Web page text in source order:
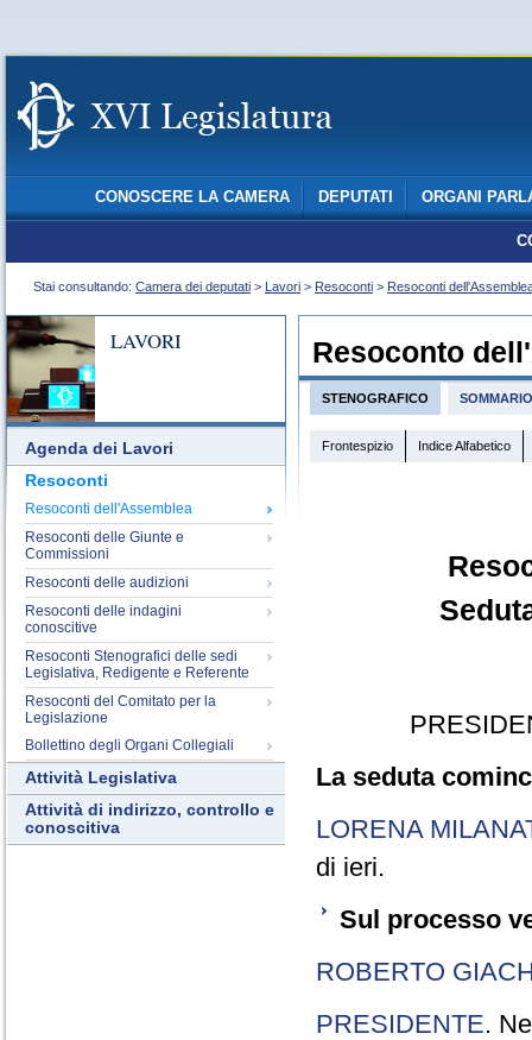
CONOSCERE LA CAMERA DEPUTATI ORGANI
Stai consultando: Camera dei deputati > Lavori > Resoconti > Resoconti
LAVORI
Agenda dei Lavori
Resoconti
Resoconti dell'Assemblea
Resoconti delle Giunte e
Commissioni
Resoconti delle audizioni
Resoconti delle indagini
conoscitive
Resoconti Stenografici delle sedi
Legislativa, Redigente e Referente
Resoconti del Comitato per la
Legislazione
Bollettino degli Organi Collegiali
Attività Legislativa
Attività di indirizzo, controllo e
conoscitiva
Resoconto
STENOGRAFICO SOMMARIO
Frontespizio Indice Alfabetico
La seduta
LORENA
di ieri.
Sul processo
ROBERTO
PRESIDENTE.